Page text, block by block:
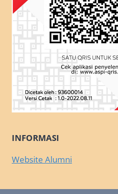
INFORMASI
Website Alumni